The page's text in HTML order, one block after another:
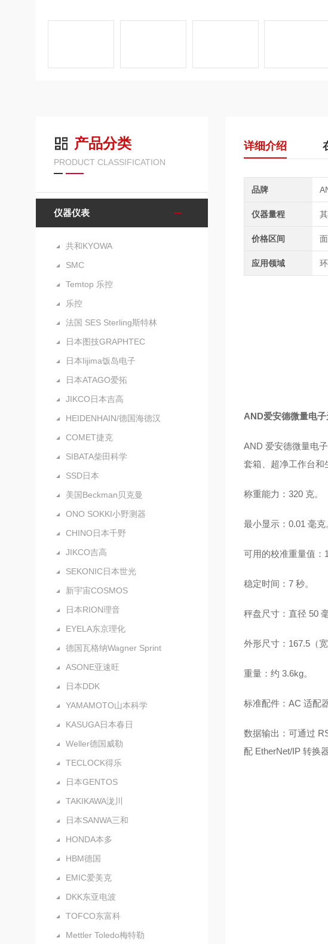
产品分类
PRODUCT CLASSIFICATION
仪器仪表
共和KYOWA
SMC
Temtop 乐控
乐控
法国 SES Sterling斯特林
日本图技GRAPHTEC
日本Iijima饭岛电子
日本ATAGO爱拓
JIKCO日本吉高
HEIDENHAIN/德国海德汉
COMET捷克
SIBATA柴田科学
SSD日本
美国Beckman贝克曼
ONO SOKKI小野测器
CHINO日本千野
JIKCO吉高
SEKONIC日本世光
新宇宙COSMOS
日本RION理音
EYELA东京理化
德国瓦格纳Wagner Sprint
ASONE亚速旺
日本DDK
YAMAMOTO山本科学
KASUGA日本春日
Weller德国威勒
TECLOCK得乐
日本GENTOS
TAKIKAWA泷川
日本SANWA三和
HONDA本多
HBM德国
EMIC爱美克
DKK东亚电波
TOFCO东富科
Mettler Toledo梅特勒
详细介绍
品牌
仪器量程
价格区间
应用领域
AND爱安德微量电
AND 爱安德微量电
套箱、超净工作台和
称重能力：320 克。
最小显示：0.01 毫克
可用的校准重量值：
稳定时间：7 秒。
秤盘尺寸：直径 50 毫
外形尺寸：167.5（
重量：约 3.6kg。
标准配件：AC 适配
数据输出：可通过
配 EtherNet/IP 转换